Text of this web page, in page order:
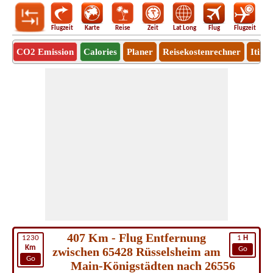
Flugzeit Karte Reise Zeit Lat Long Flug Flugzeit
CO2 Emission Calories Planer Reisekostenrechner
1230
Km
Go
1 H
Go
407 Km - Flug Entfernung
zwischen 65428 Rüsselsheim am
Main-Königstädten nach 26556